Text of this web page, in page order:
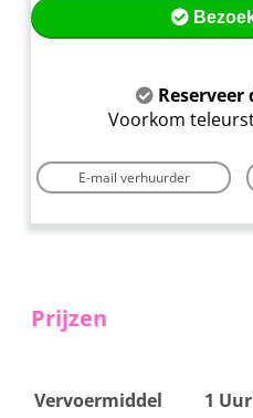
Voorkom
E-mail verhuurder
Prijzen
Vervoermiddel 1 Uur